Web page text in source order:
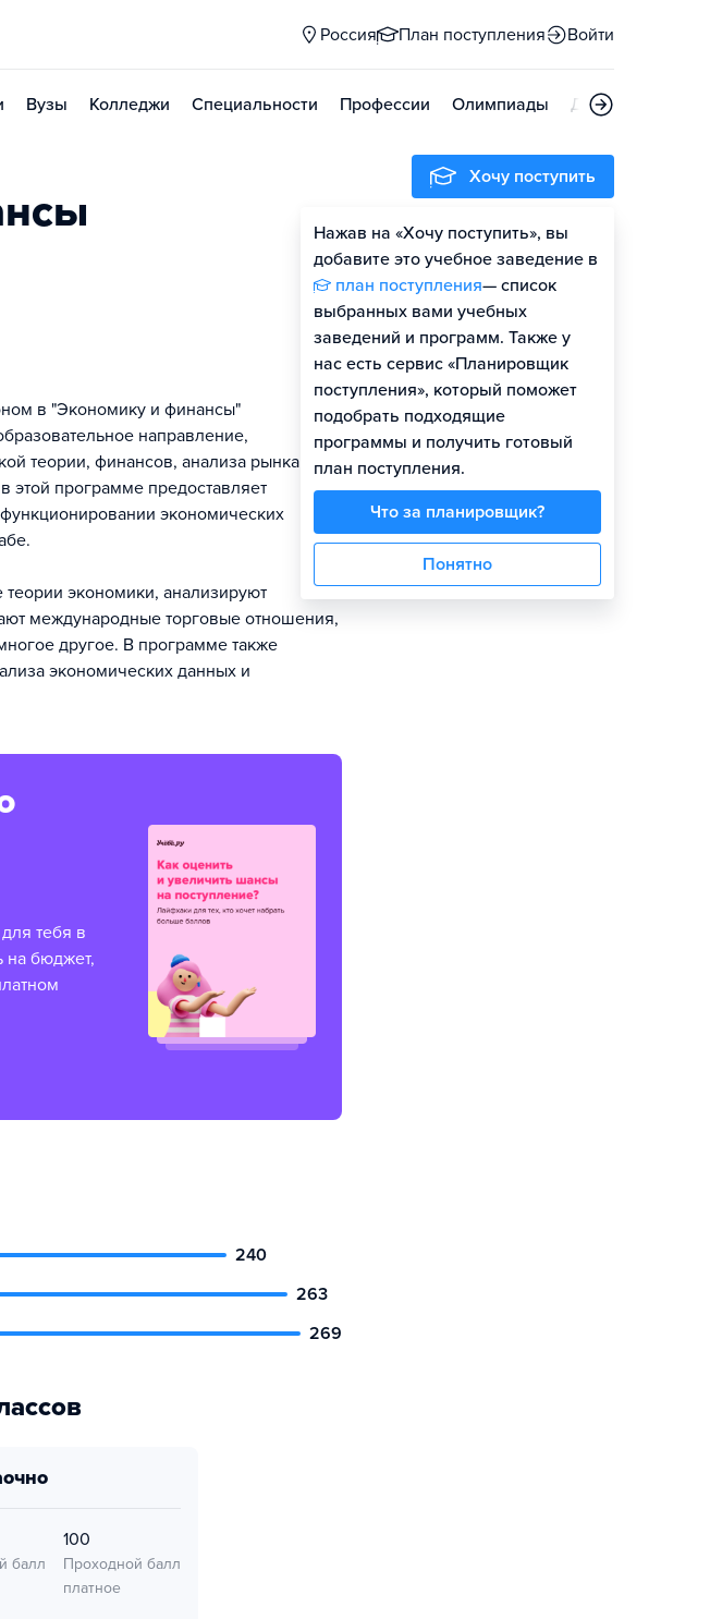
Россия План поступления Войти
Вузы Колледжи Специальности Профессии Олимпиады Дни открытых
в "Экономику и финансы"
направление,
теории, финансов, анализа рынка и
этой программе предоставляет
экономических
экономики, анализируют
международные торговые отношения,
другое. В программе также
экономических данных и
тебя в
на бюджет,
240
263
269
балл
100
Проходной балл
платное
Хочу поступить
Нажав на «Хочу поступить», вы
добавите это учебное заведение в
план поступления— список
выбранных вами учебных
заведений и программ. Также у
нас есть сервис «Планировщик
поступления», который поможет
подобрать подходящие
программы и получить готовый
план поступления.
Что за планировщик?
Понятно
Оценить шансы